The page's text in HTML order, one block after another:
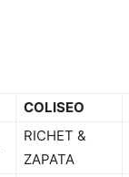
COLISEO
RICHET &
ZAPATA